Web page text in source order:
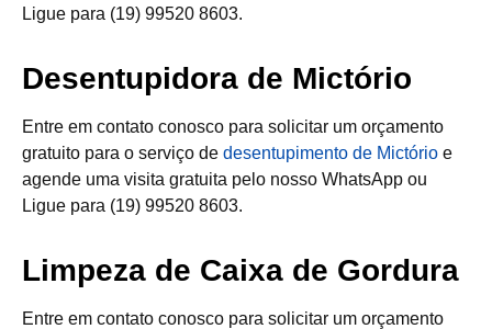
Ligue para (19) 99520 8603.
Desentupidora de Mictório
Entre em contato conosco para solicitar um orçamento
gratuito para o serviço de desentupimento de Mictório e
agende uma visita gratuita pelo nosso WhatsApp ou
Ligue para (19) 99520 8603.
Limpeza de Caixa de Gordura
Entre em contato conosco para solicitar um orçamento